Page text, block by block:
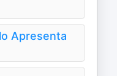
Apresenta